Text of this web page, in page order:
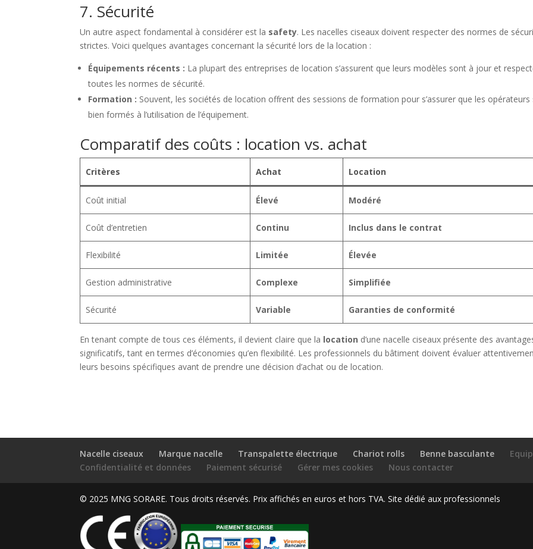
7. Sécurité
Un autre aspect fondamental à considérer est la safety. Les nacelles ciseaux doivent respecter des normes de
strictes. Voici quelques avantages concernant la sécurité lors de la location :
Équipements récents : La plupart des entreprises de location s’assurent que leurs modèles sont à jour et
toutes les normes de sécurité.
Formation : Souvent, les sociétés de location offrent des sessions de formation pour s’assurer que les opérateurs
bien formés à l’utilisation de l’équipement.
Comparatif des coûts : location vs. achat
Critères Achat Location
Coût initial Élevé Modéré
Coût d’entretien Continu Inclus dans le contrat
Flexibilité Limitée Élevée
Gestion administrative Complexe Simplifiée
Sécurité Variable Garanties de conformité
En tenant compte de tous ces éléments, il devient claire que la location d’une nacelle ciseaux présente des
significatifs, tant en termes d’économies qu’en flexibilité. Les professionnels du bâtiment doivent évaluer
leurs besoins spécifiques avant de prendre une décision d’achat ou de location.
Nacelle ciseaux Marque nacelle Transpalette électrique Chariot rolls Benne basculante
Confidentialité et données
Paiement sécurisé Gérer mes cookies Nous contacter
© 2025 MNG SORARE. Tous droits réservés. Prix affichés en euros et hors TVA. Site dédié aux professionnels